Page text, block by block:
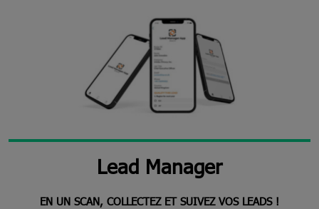
Lead Manager
EN UN SCAN, COLLECTEZ ET SUIVEZ VOS LEADS !